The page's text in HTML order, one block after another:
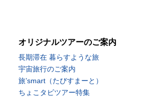
オリジナルツアーのご案内
長期滞在 暮らすような旅
宇宙旅行のご案内
旅’smart（たびすまーと）
ちょこタビツアー特集